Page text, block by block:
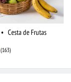
• Cesta de Frutas
(163)